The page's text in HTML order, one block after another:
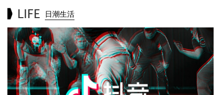
FOOD
MOVIE & DRAMA
TRAVEL
MUSIC
GAME
LIFE 日潮生活